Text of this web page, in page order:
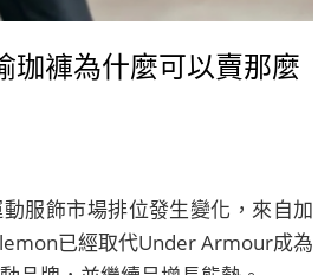
珈褲為什麼可以賣那麼
服飾市場排位發生變化，來自加
已經取代Under Armour成為